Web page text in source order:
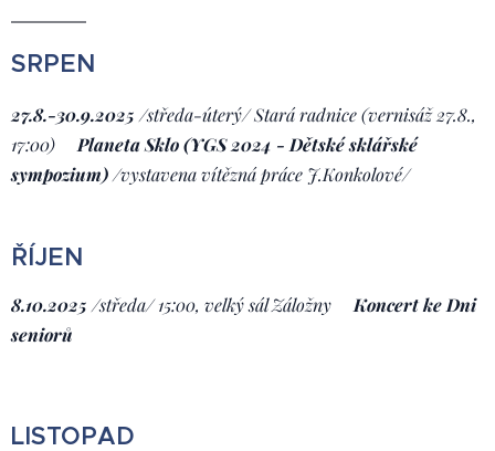
SRPEN
27.8.-30.9.2025 /středa-úterý/Stará radnice (vernisáž 27.8.,
17:00) Planeta Sklo (YGS 2024 - Dětské sklářské
sympozium)/vystavena vítězná práce J.Konkolové/
ŘÍJEN
8.10.2025 /středa/ 15:00, velký sál Záložny Koncert ke Dni
seniorů
LISTOPAD